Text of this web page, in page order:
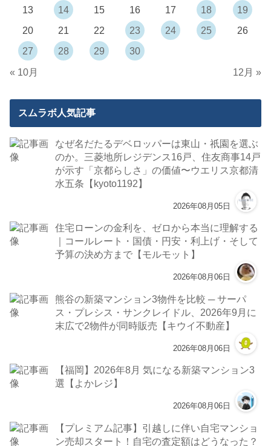
13
14 15 16 17 18
19
20
21 22 23 24 25
26
27
28 29
30
« 10月
12月 »
スムラボ人気記事
なぜ名だたるデベロッパーは東山・祇園を選ぶ
のか。三菱地所レジデンス16戸、住友商事14戸
が示す「京都らしさ」の価値〜ウエリス京都清
水五条【kyoto1192】
2026年08月05日
住宅ローンの金利を、ゼロから本当に理解する
｜コールレート・国債・円安・利上げ・そして
予算の決め方まで【モルモット】
2026年08月06日
熊谷の新築マンション3物件を比較 ─ サーパ
ス・プレシス・サンクレイドル、2026年9月に
末広で2物件が同時販売【キウイ不動産】
2026年08月06日
【福岡】2026年8月 気になる新築マンション3
選【よかレジ】
2026年08月06日
【プレミアム記事】引越しに伴い自宅マンショ
ン売却スタート！自宅の査定額はどうなった？